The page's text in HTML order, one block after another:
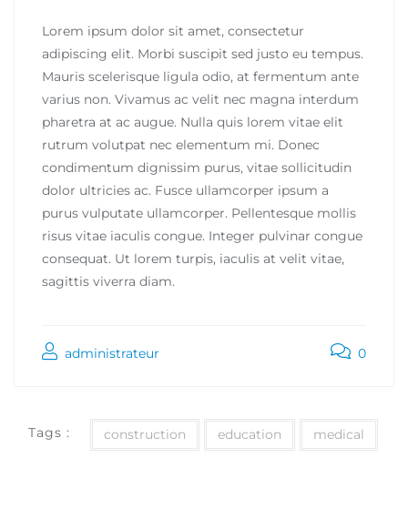
Lorem ipsum dolor sit amet, consectetur
adipiscing elit. Morbi suscipit sed justo eu tempus.
Mauris scelerisque ligula odio, at fermentum ante
varius non. Vivamus ac velit nec magna interdum
pharetra at ac augue. Nulla quis lorem vitae elit
rutrum volutpat nec elementum mi. Donec
condimentum dignissim purus, vitae sollicitudin
dolor ultricies ac. Fusce ullamcorper ipsum a
purus vulputate ullamcorper. Pellentesque mollis
risus vitae iaculis congue. Integer pulvinar congue
consequat. Ut lorem turpis, iaculis at velit vitae,
sagittis viverra diam.
administrateur 0
Tags : construction education medical